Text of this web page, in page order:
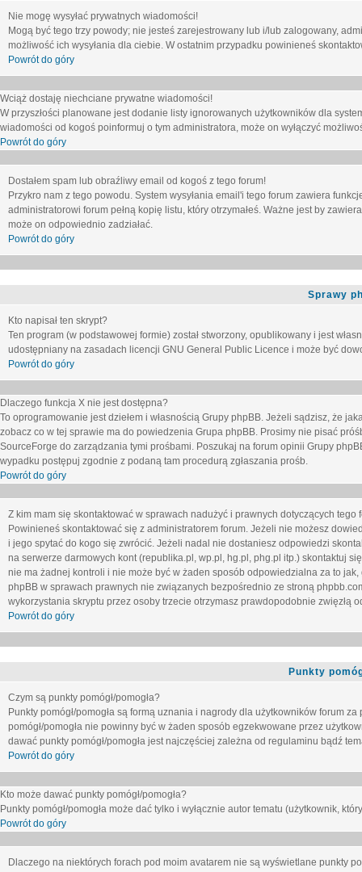
Nie mogę wysyłać prywatnych wiadomości!
Mogą być tego trzy powody; nie jesteś zarejestrowany lub i/lub zalogowany,
możliwość ich wysyłania dla ciebie. W ostatnim przypadku powinieneś
Powrót do góry
Wciąż dostaję niechciane prywatne wiadomości!
W przyszłości planowane jest dodanie listy ignorowanych użytkowników dla
wiadomości od kogoś poinformuj o tym administratora, może on wyłączyć
Powrót do góry
Dostałem spam lub obraźliwy email od kogoś z tego forum!
Przykro nam z tego powodu. System wysyłania email'i tego forum zawiera
administratorowi forum pełną kopię listu, który otrzymałeś. Ważne jest by
może on odpowiednio zadziałać.
Powrót do góry
Sprawy
Kto napisał ten skrypt?
Ten program (w podstawowej formie) został stworzony, opublikowany i jest
udostępniany na zasadach licencji GNU General Public Licence i może być
Powrót do góry
Dlaczego funkcja X nie jest dostępna?
To oprogramowanie jest dziełem i własnością Grupy phpBB. Jeżeli sądzisz, że
zobacz co w tej sprawie ma do powiedzenia Grupa phpBB. Prosimy nie pisać
SourceForge do zarządzania tymi prośbami. Poszukaj na forum opinii Grupy
wypadku postępuj zgodnie z podaną tam procedurą zgłaszania prośb.
Powrót do góry
Z kim mam się skontaktować w sprawach nadużyć i prawnych dotyczących tego
Powinieneś skontaktować się z administratorem forum. Jeżeli nie możesz
i jego spytać do kogo się zwrócić. Jeżeli nadal nie dostaniesz odpowiedzi
na serwerze darmowych kont (republika.pl, wp.pl, hg.pl, phg.pl itp.) skontaktuj
nie ma żadnej kontroli i nie może być w żaden sposób odpowiedzialna za to
phpBB w sprawach prawnych nie związanych bezpośrednio ze stroną
wykorzystania skryptu przez osoby trzecie otrzymasz prawdopodobnie zwięzłą
Powrót do góry
Punkty
Czym są punkty pomógł/pomogła?
Punkty pomógł/pomogła są formą uznania i nagrody dla użytkowników forum
pomógł/pomogła nie powinny być w żaden sposób egzekwowane przez
dawać punkty pomógł/pomogła jest najczęściej zależna od regulaminu bądź
Powrót do góry
Kto może dawać punkty pomógł/pomogła?
Punkty pomógł/pomogła może dać tylko i wyłącznie autor tematu (użytkownik,
Powrót do góry
Dlaczego na niektórych forach pod moim avatarem nie są wyświetlane punkty